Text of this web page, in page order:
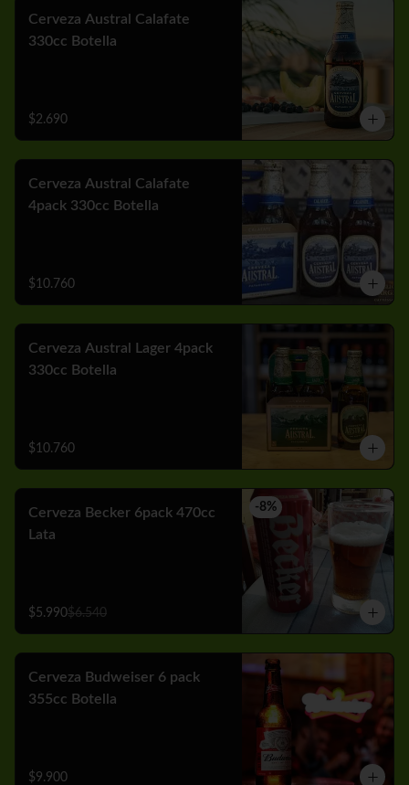
Cerveza Austral Calafate
330cc Botella
$2.690
Cerveza Austral Calafate
4pack 330cc Botella
$10.760
Cerveza Austral Lager 4pack
330cc Botella
$10.760
-8%
Cerveza Becker 6pack 470cc
Lata
$5.990$6.540
Cerveza Budweiser 6 pack
355cc Botella
$9.900